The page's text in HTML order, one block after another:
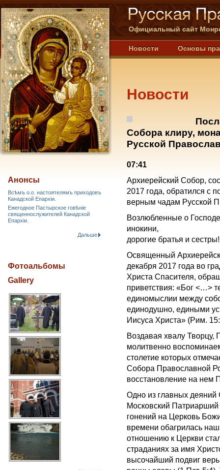
Официальный сайт
Новости Основы
Новости
Собора клиру,
Русской
07:41
Архиерейский Собор,
2017 года, обратился с
верным чадам Русской
Возлюбленные о
инокини,
дорогие братья и сестры!
Освященный
декабря 2017 года во
Христа Спасителя,
приветствия: «Бог <…>
единомыслии между
единодушно, едиными
Иисуса Христа» (Рим.
Воздавая хвалу
молитвенно
столетие которых
Собора Православной
восстановление на нем
Одно из главных
Московский
гонений на Церковь
времени обагрилась
отношению к Церкви
страданиях за имя
высочайший подвиг
Анонсы
Всѣмъ о.о. настоятелямъ приходовъ
Канадской Епархiи.
Ежегодное Пастырское говѣніе
священнослужителей Канадской
Епархіи.
Дальше
Фотоальбомы
Gallery